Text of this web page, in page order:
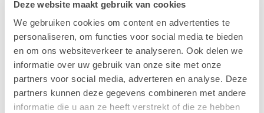
Deze website maakt gebruik van cookies
We gebruiken cookies om content en advertenties te
personaliseren, om functies voor social media te bieden
en om ons websiteverkeer te analyseren. Ook delen we
informatie over uw gebruik van onze site met onze
partners voor social media, adverteren en analyse. Deze
partners kunnen deze gegevens combineren met andere
informatie die u aan ze heeft verstrekt of die ze hebben